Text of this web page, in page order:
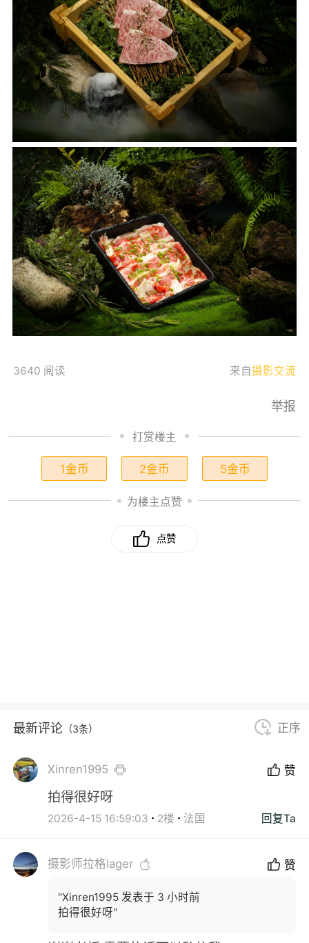
3640 阅读 来自摄影交流
举报
打赏楼主
1金币 2金币 5金币
为楼主点赞
点赞
最新评论 （3条） 正序
Xinren1995 赞
拍得很好呀
2026-4-15 16:59:03 2楼 法国 回复Ta
摄影师拉格lager 赞
"Xinren1995 发表于 3 小时前
拍得很好呀"